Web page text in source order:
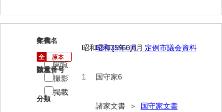
恵良宏収集文書
大田家文書
大谷家文書
大中家文書
大中家文書（神奈川県）
6
文書名
昭和35年6月 定例市議会資料
請求番号
国守家6
分類
諸家文書 ＞ 国守家文書
年代
昭和35年[1960]6月
数量
1
閲覧
撮影
掲載